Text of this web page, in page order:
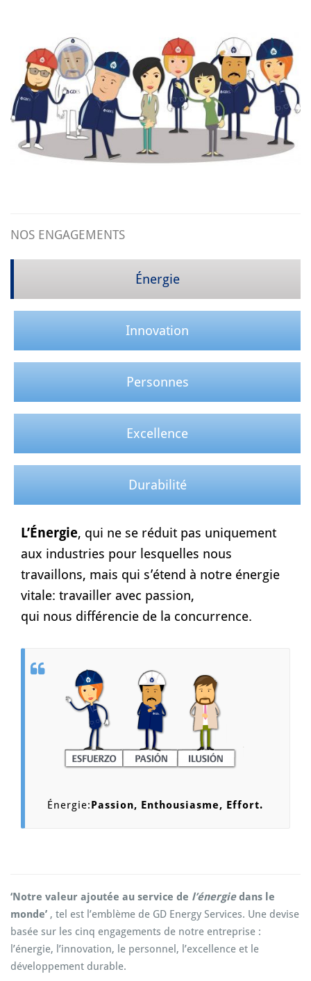
NOS ENGAGEMENTS
Énergie
Innovation
Personnes
Excellence
Durabilité
L’Énergie, qui ne se réduit pas uniquement
aux industries pour lesquelles nous
travaillons, mais qui s’étend à notre énergie
vitale: travailler avec passion,
qui nous différencie de la concurrence.
Énergie:Passion, Enthousiasme, Effort.
‘Notre valeur ajoutée au service de l’énergiedans le
monde’ , tel est l’emblème de GD Energy Services. Une devise
basée sur les cinq engagements de notre entreprise :
l’énergie, l’innovation, le personnel, l’excellence et le
développement durable.